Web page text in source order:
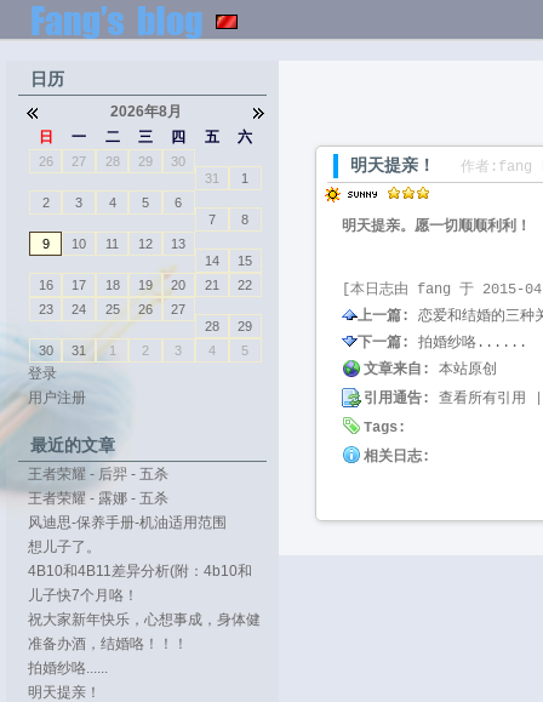
明天提亲！ 作者:fang
明天提亲。愿一切顺顺利利！
[本日志由 fang 于 2015-
上一篇:
恋爱和结婚的三种
下一篇:
拍婚纱咯......
文章来自:
本站原创
引用通告:
查看所有引用
Tags:
相关日志:
日历
2026年8月
日
一 二 三 四 五 六
26 27 28 29
30
31
1
2
3 4 5
6
7
8
9
10 11 12
13
14
15
16
17 18 19 20 21
22
23
24 25 26
27
28
29
30
31 1 2 3 4 5
登录
用户注册
最近的文章
王者荣耀 - 后羿 - 五杀
王者荣耀 - 露娜 - 五杀
风迪思-保养手册-机油适用范围
想儿子了。
4B10和4B11差异分析(附：4b10和
4b11...
儿子快7个月咯！
祝大家新年快乐，心想事成，身体健
康。
准备办酒，结婚咯！！！
拍婚纱咯......
明天提亲！